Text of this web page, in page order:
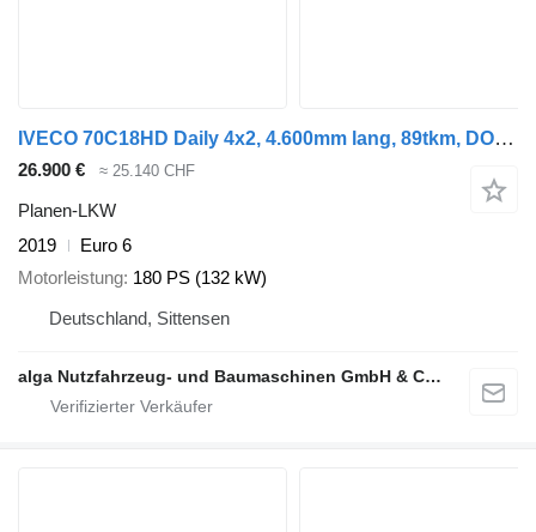
IVECO 70C18HD Daily 4x2, 4.600mm lang, 89tkm, DOKA
26.900 € ≈ 25.140 CHF
Planen-LKW
2019
Euro 6
Motorleistung 180 PS (132 kW)
Deutschland, Sittensen
alga Nutzfahrzeug- und Baumaschinen GmbH & Co. KG